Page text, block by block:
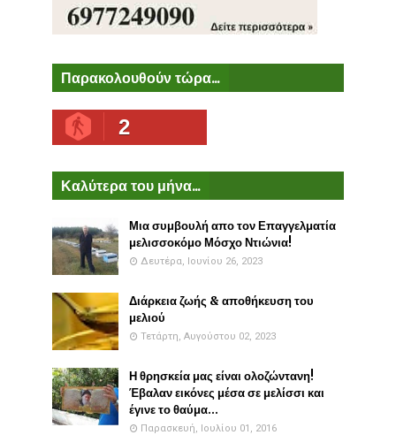
Παρακολουθούν τώρα...
2
Καλύτερα του μήνα...
Μια συμβουλή απο τον Επαγγελματία
μελισσοκόμο Μόσχο Ντιώνια!
Δευτέρα, Ιουνίου 26, 2023
Διάρκεια ζωής & αποθήκευση του
μελιού
Τετάρτη, Αυγούστου 02, 2023
Η θρησκεία μας είναι ολοζώντανη!
Έβαλαν εικόνες μέσα σε μελίσσι και
έγινε το θαύμα...
Παρασκευή, Ιουλίου 01, 2016